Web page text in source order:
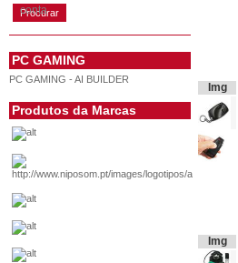
conta
PC GAMING
PC GAMING - AI BUILDER
Produtos da Marcas
Img
Img